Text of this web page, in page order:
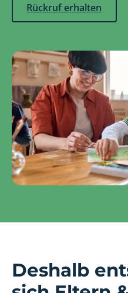
Rückruf erhalten
Deshalb